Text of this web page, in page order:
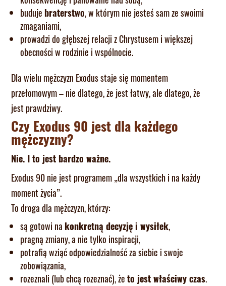
buduje braterstwo, w którym nie jesteś sam ze swoimi
zmaganiami,
prowadzi do głębszej relacji z Chrystusem i większej
obecności w rodzinie i wspólnocie.
Dla wielu mężczyzn Exodus staje się momentem
przełomowym – nie dlatego, że jest łatwy, ale dlatego, że
jest prawdziwy.
Czy Exodus 90 jest dla każdego
mężczyzny?
Nie. I to jest bardzo ważne.
Exodus 90 nie jest programem „dla wszystkich i na każdy
moment życia”.
To droga dla mężczyzn, którzy:
są gotowi na konkretną decyzję i wysiłek,
pragną zmiany, a nie tylko inspiracji,
potrafią wziąć odpowiedzialność za siebie i swoje
zobowiązania,
rozeznali (lub chcą rozeznać), żeto jest właściwy czas.